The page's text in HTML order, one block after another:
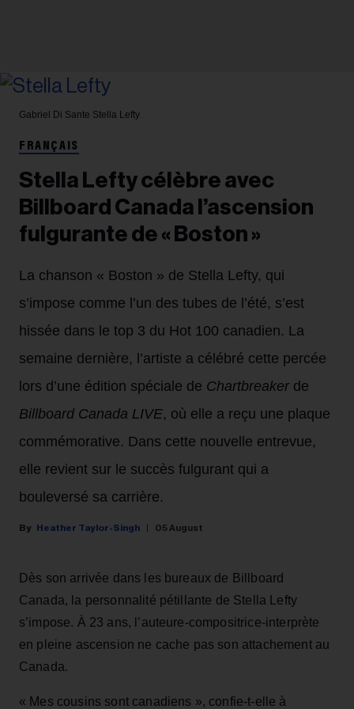
Gabriel Di Sante Stella Lefty
FRANÇAIS
Stella Lefty célèbre avec
Billboard Canada l’ascension
fulgurante de « Boston »
La chanson « Boston » de Stella Lefty, qui
s’impose comme l’un des tubes de l’été, s’est
hissée dans le top 3 du Hot 100 canadien. La
semaine dernière, l’artiste a célébré cette percée
lors d’une édition spéciale de Chartbreaker de
Billboard Canada LIVE, où elle a reçu une plaque
commémorative. Dans cette nouvelle entrevue,
elle revient sur le succès fulgurant qui a
bouleversé sa carrière.
Heather Taylor-Singh 05 August
Dès son arrivée dans les bureaux de Billboard
Canada, la personnalité pétillante de Stella Lefty
s’impose. À 23 ans, l’auteure-compositrice-interprète
en pleine ascension ne cache pas son attachement au
Canada.
« Mes cousins sont canadiens », confie-t-elle à